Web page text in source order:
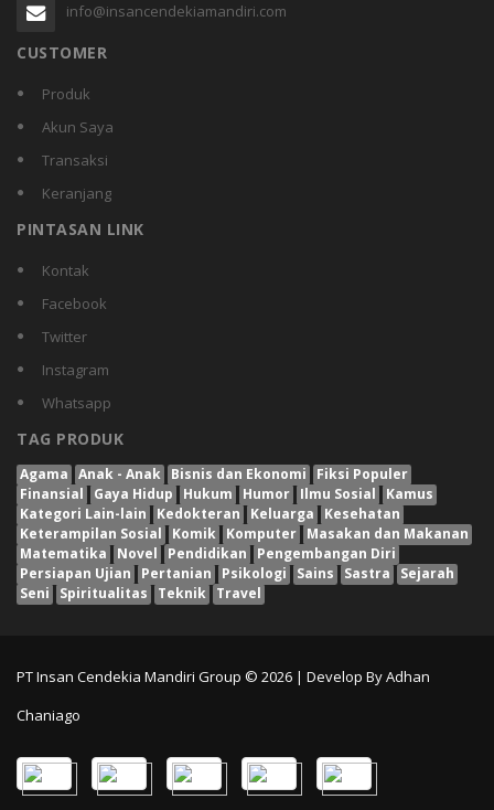
info@insancendekiamandiri.com
CUSTOMER
Produk
Akun Saya
Transaksi
Keranjang
PINTASAN LINK
Kontak
Facebook
Twitter
Instagram
Whatsapp
TAG PRODUK
Agama Anak - Anak Bisnis dan Ekonomi
Fiksi Populer
Finansial
Gaya Hidup Hukum Humor Ilmu Sosial
Kamus
Kategori Lain-lain
Kedokteran Keluarga
Kesehatan
Keterampilan Sosial
Komik Komputer Masakan dan Makanan
Matematika
Novel Pendidikan
Pengembangan Diri
Persiapan Ujian
Pertanian Psikologi Sains Sastra
Sejarah
Seni
Spiritualitas Teknik Travel
PT Insan Cendekia Mandiri Group © 2026 | Develop ByAdhan
Chaniago